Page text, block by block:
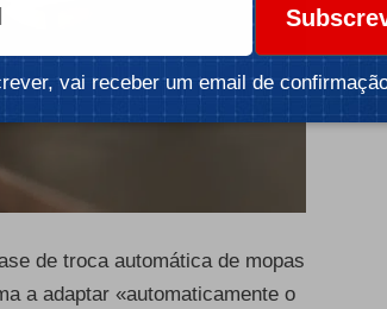
de troca automática de mopas
a adaptar «automaticamente o
vai receber um email de